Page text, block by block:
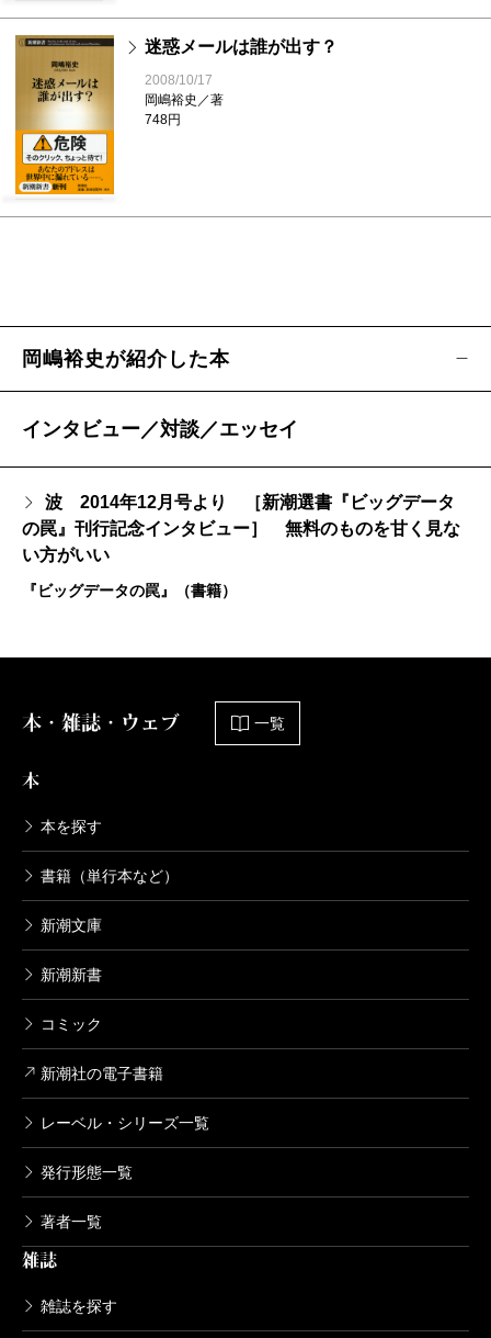
迷惑メールは誰が出す？
2008/10/17
岡嶋裕史／著
748円
岡嶋裕史が紹介した本
インタビュー／対談／エッセイ
波 2014年12月号より ［新潮選書『ビッグデータ
の罠』刊行記念インタビュー］ 無料のものを甘く見な
い方がいい
『ビッグデータの罠』（書籍）
本・雑誌・ウェブ 一覧
本
本を探す
書籍（単行本など）
新潮文庫
新潮新書
コミック
新潮社の電子書籍
レーベル・シリーズ一覧
発行形態一覧
著者一覧
雑誌
雑誌を探す